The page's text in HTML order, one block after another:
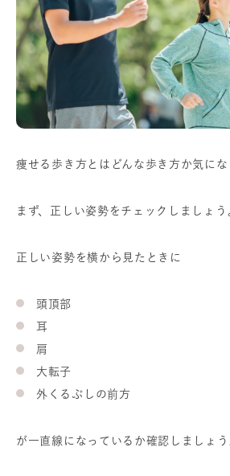
痩せる歩き方とはどんな歩き方か気にな
まず、正しい姿勢をチェックしましょう
正しい姿勢を横から見たときに
頭頂部
耳
肩
大転子
外くるぶしの前方
が一直線になっているか確認しましょう